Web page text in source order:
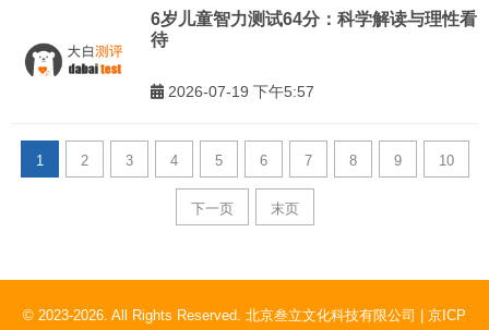
6岁儿童智力测试64分：科学解读与理性看
待
2026-07-19 下午5:57
1 2 3 4 5 6 7 8 9 10
下一页 末页
© 2023-2026. All Rights Reserved. 北京叁立文化科技有限公司 | 京ICP